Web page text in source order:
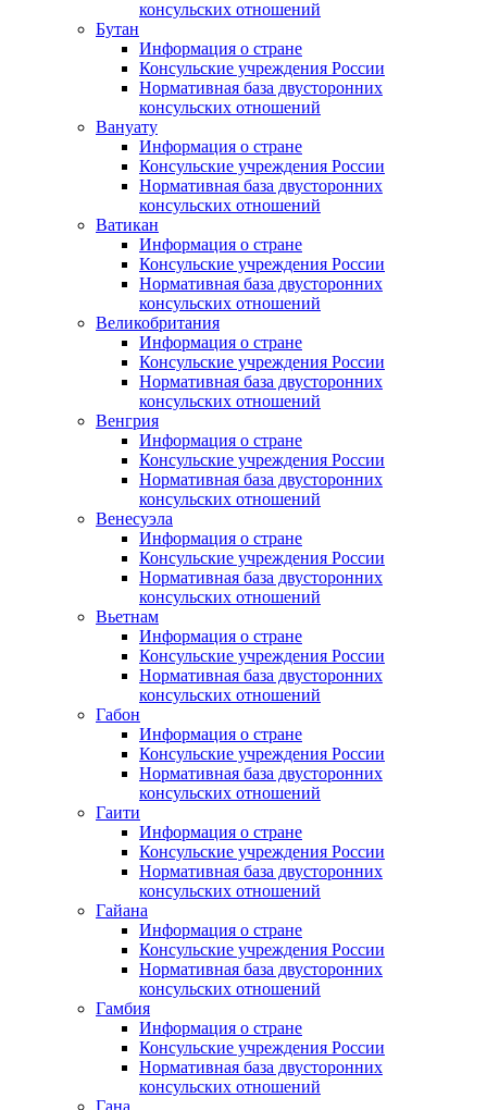
консульских отношений
Бутан
Информация о стране
Консульские учреждения России
Нормативная база двусторонних
консульских отношений
Вануату
Информация о стране
Консульские учреждения России
Нормативная база двусторонних
консульских отношений
Ватикан
Информация о стране
Консульские учреждения России
Нормативная база двусторонних
консульских отношений
Великобритания
Информация о стране
Консульские учреждения России
Нормативная база двусторонних
консульских отношений
Венгрия
Информация о стране
Консульские учреждения России
Нормативная база двусторонних
консульских отношений
Венесуэла
Информация о стране
Консульские учреждения России
Нормативная база двусторонних
консульских отношений
Вьетнам
Информация о стране
Консульские учреждения России
Нормативная база двусторонних
консульских отношений
Габон
Информация о стране
Консульские учреждения России
Нормативная база двусторонних
консульских отношений
Гаити
Информация о стране
Консульские учреждения России
Нормативная база двусторонних
консульских отношений
Гайана
Информация о стране
Консульские учреждения России
Нормативная база двусторонних
консульских отношений
Гамбия
Информация о стране
Консульские учреждения России
Нормативная база двусторонних
консульских отношений
Гана